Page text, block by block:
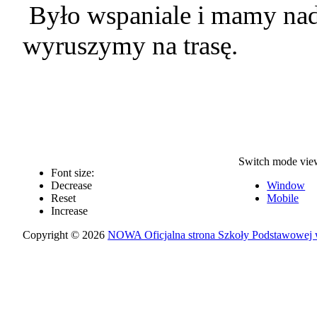
Było wspaniale i mamy
wyruszymy na trasę.
Font size:
Decrease
Reset
Increase
Switch mode
Window
Mobile
Copyright © 2026NOWA Oficjalna strona Szkoły